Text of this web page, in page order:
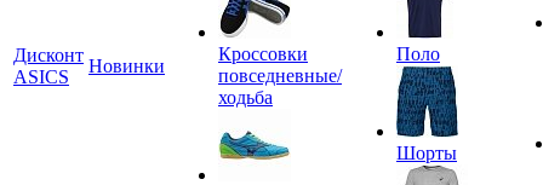
Дисконт
ASICS
Новинки
Кроссовки
повседневные/
ходьба
Поло
Шорты